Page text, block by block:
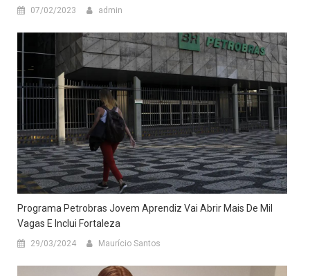
07/02/2023 admin
Programa Petrobras Jovem Aprendiz Vai Abrir Mais De Mil
Vagas E Inclui Fortaleza
29/03/2024 Maurício Santos